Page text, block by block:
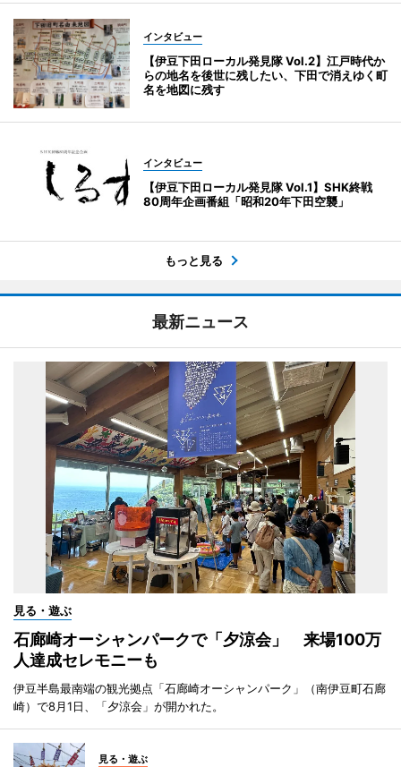
インタビュー
【伊豆下田ローカル発見隊 Vol.2】江戸時代か
らの地名を後世に残したい、下田で消えゆく町
名を地図に残す
インタビュー
【伊豆下田ローカル発見隊 Vol.1】SHK終戦
80周年企画番組「昭和20年下田空襲」
もっと見る
最新ニュース
見る・遊ぶ
石廊崎オーシャンパークで「夕涼会」 来場100万
人達成セレモニーも
伊豆半島最南端の観光拠点「石廊崎オーシャンパーク」（南伊豆町石廊
崎）で8月1日、「夕涼会」が開かれた。
見る・遊ぶ